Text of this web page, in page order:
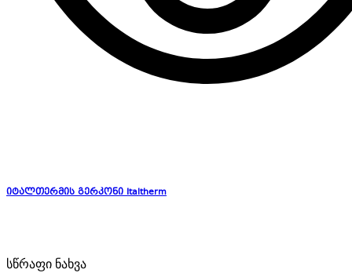
იტალთერმის გერკონი Italtherm
სწრაფი ნახვა